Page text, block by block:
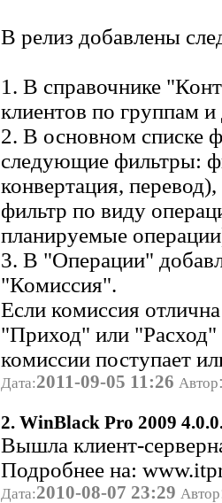
В релиз добавлены
1. В справочнике
клиентов по группам
2. В основном списке
следующие фильтры:
конвертация, перевод),
фильтр по виду
планируемые
3. В "Операции"
"Комиссия".
Если комиссия
"Приход" или "Расход"
комиссии поступает
Дата:2011-09-05 11:26 Автор
2. WinBlack Pro 2009
Вышла клиент-
Подробнее на:
Дата:2010-08-07 23:29 Автор